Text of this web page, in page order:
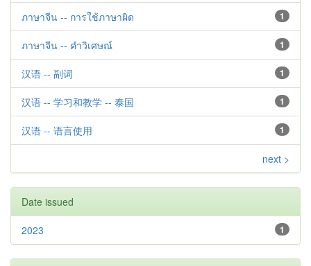
1
ภาษาจีน -- การใช้ภาษาผิด
1
ภาษาจีน -- คำวิเศษณ์
1
汉语 -- 副词
1
汉语 -- 学习和教学 -- 泰国
1
汉语 -- 语言使用
next >
Date issued
1
2023